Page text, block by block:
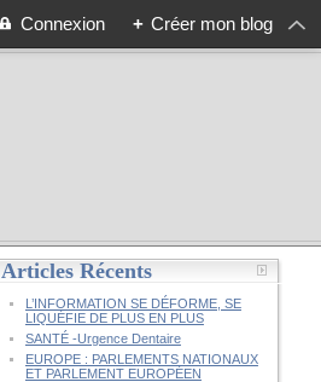
Connexion + Créer mon blog
Articles Récents
L’INFORMATION SE DÉFORME, SE
LIQUÉFIE DE PLUS EN PLUS
SANTÉ -Urgence Dentaire
EUROPE : PARLEMENTS NATIONAUX
ET PARLEMENT EUROPÉEN